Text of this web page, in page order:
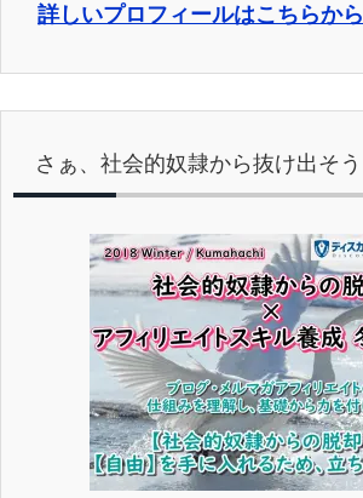
詳しいプロフィールはこちらから
さぁ、社会的奴隷から抜け出そう